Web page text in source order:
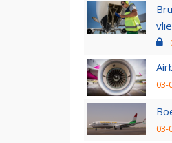
03-
03-